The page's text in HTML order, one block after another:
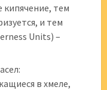
тем
и тем
Units) –
в хмеле,